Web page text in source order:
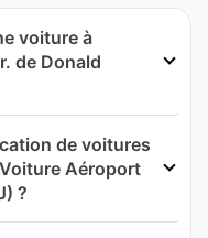
voiture à
de Donald
de voitures
Aéroport
?